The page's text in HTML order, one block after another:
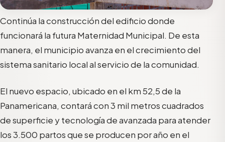
Continúa la construcción del edificio donde
funcionará la futura Maternidad Municipal. De esta
manera, el municipio avanza en el crecimiento del
sistema sanitario local al servicio de la comunidad.
El nuevo espacio, ubicado en el km 52,5 de la
Panamericana, contará con 3 mil metros cuadrados
de superficie y tecnología de avanzada para atender
los 3.500 partos que se producen por año en el